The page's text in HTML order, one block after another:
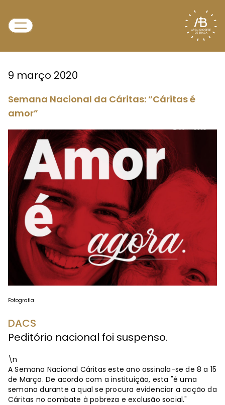
9 março 2020
Semana Nacional da Cáritas: “Cáritas é
amor”
Fotografia
DACS
Peditório nacional foi suspenso.
\n
A Semana Nacional Cáritas este ano assinala-se de 8 a 15
de Março. De acordo com a instituição, esta "é uma
semana durante a qual se procura evidenciar a acção da
Cáritas no combate à pobreza e exclusão social."